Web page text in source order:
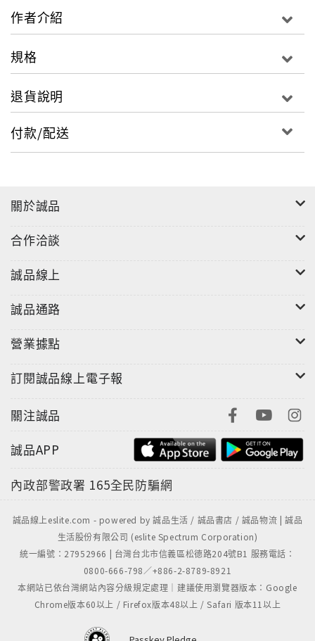
換來身心的一片空白。於是，令他想起訓練班老師說過
的「演員的三個狀態」：心境保持平靜、注意力集中、
考演戲的目的，再從頭出發。全書內附五十八篇黎耀祥
與「演員思考」三大部份，有助讀者了解成為專業演員
萬字訪談，深入了解黎耀祥理性文字背後的感性情懷與
哲學思想。這本書，將讓你認識另一個前所未見的黎耀
作者介紹
規格
退貨說明
付款/配送
關於誠品
合作洽談
誠品線上
誠品通路
營業據點
訂閱誠品線上電子報
關注誠品
誠品APP
內政部警政署 165全民防騙網
誠品線上eslite.com - powered by 誠品生活 / 誠品書店 / 誠品物流 | 誠品
生活股份有限公司 (eslite Spectrum Corporation)
統一編號：27952966 | 台灣台北市信義區松德路204號B1 服務電話：
0800-666-798／+886-2-8789-8921
本網站已依台灣網站內容分級規定處理｜建議使用瀏覽器版本：Google
Chrome版本60以上 / Firefox版本48以上 / Safari 版本11以上